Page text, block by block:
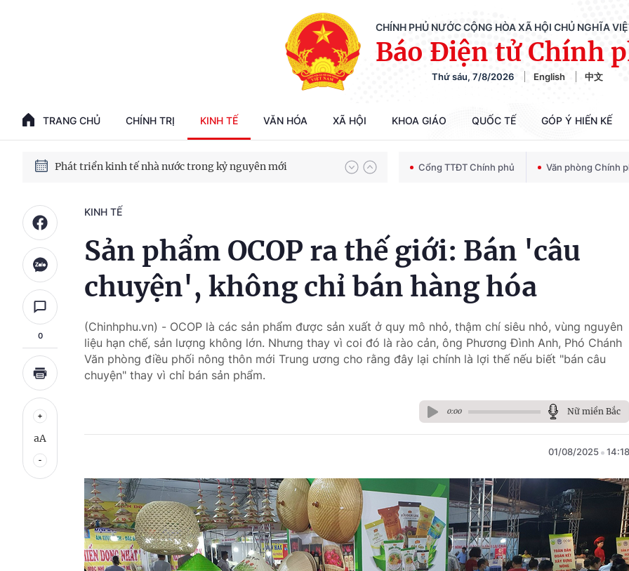
CHÍNH PHỦ NƯỚC CỘNG HÒA XÃ HỘI CHỦ NGHĨA
Báo Điện tử Chính
Thứ sáu, 7/8/2026 English 中文
TRANG CHỦ CHÍNH TRỊ KINH TẾ VĂN HÓA XÃ HỘI KHOA GIÁO QUỐC TẾ GÓP Ý HIẾN KẾ
Chiến dịch 500 ngày đêm tìm kiếm, quy tập và xác định danh tính hài cốt liệt sĩ
Bảo vệ nền tảng tư tưởng của Đảng trong kỷ nguyên phát triển mới
Phát triển kinh tế nhà nước trong kỷ nguyên mới
Cổng TTĐT Chính phủ Văn phòng Chính
0
aA
KINH TẾ
Sản phẩm OCOP ra thế giới: Bán 'câu
chuyện', không chỉ bán hàng hóa
(Chinhphu.vn) - OCOP là các sản phẩm được sản xuất ở quy mô nhỏ, thậm chí siêu nhỏ, vùng nguyên
liệu hạn chế, sản lượng không lớn. Nhưng thay vì coi đó là rào cản, ông Phương Đình Anh, Phó Chánh
Văn phòng điều phối nông thôn mới Trung ương cho rằng đây lại chính là lợi thế nếu biết "bán câu
chuyện" thay vì chỉ bán sản phẩm.
0:00 Nữ miền Bắc
01/08/2025 14:18